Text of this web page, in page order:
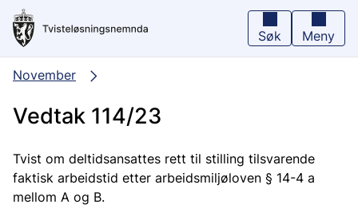
Hopp
hovedinnhold
Søk Meny
November
Vedtak 114/23
Tvist om deltidsansattes rett til stilling tilsvarende
faktisk arbeidstid etter arbeidsmiljøloven § 14-4 a
mellom A og B.